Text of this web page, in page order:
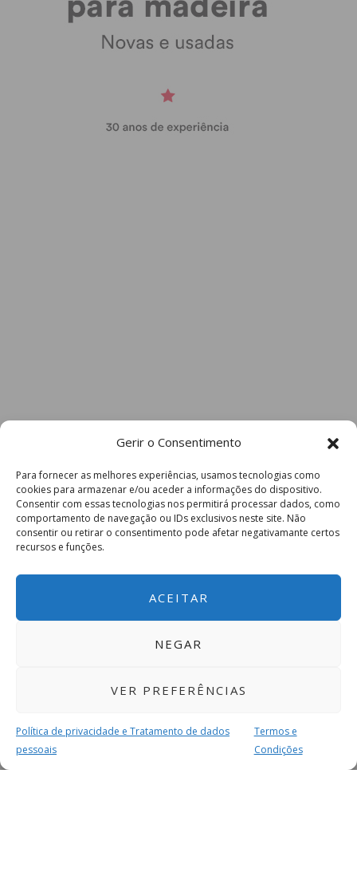
Gerir o Consentimento
Para fornecer as melhores experiências, usamos tecnologias como
cookies para armazenar e/ou aceder a informações do dispositivo.
Consentir com essas tecnologias nos permitirá processar dados, como
comportamento de navegação ou IDs exclusivos neste site. Não
consentir ou retirar o consentimento pode afetar negativamante certos
recursos e funções.
ACEITAR
NEGAR
VER PREFERÊNCIAS
Política de privacidade e Tratamento de dados
pessoais
Termos e
Condições